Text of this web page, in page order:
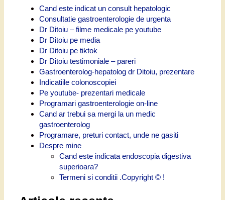
Cand este indicat un consult hepatologic
Consultatie gastroenterologie de urgenta
Dr Ditoiu – filme medicale pe youtube
Dr Ditoiu pe media
Dr Ditoiu pe tiktok
Dr Ditoiu testimoniale – pareri
Gastroenterolog-hepatolog dr Ditoiu, prezentare
Indicatiile colonoscopiei
Pe youtube- prezentari medicale
Programari gastroenterologie on-line
Cand ar trebui sa mergi la un medic
gastroenterolog
Programare, preturi contact, unde ne gasiti
Despre mine
Cand este indicata endoscopia digestiva
superioara?
Termeni si conditii .Copyright © !